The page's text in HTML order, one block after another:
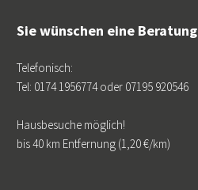
Sie wünschen eine Beratung
Telefonisch:
Tel: 0174 1956774 oder 07195 920546
Hausbesuche möglich!
bis 40 km Entfernung (1,20 €/km)